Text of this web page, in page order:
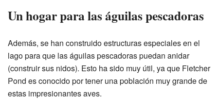
Un hogar para las águilas pescadoras
Además, se han construido estructuras especiales en el
lago para que las águilas pescadoras puedan anidar
(construir sus nidos). Esto ha sido muy útil, ya que Fletcher
Pond es conocido por tener una población muy grande de
estas impresionantes aves.